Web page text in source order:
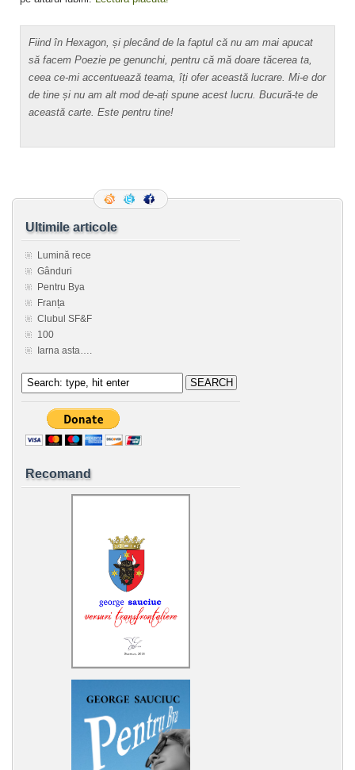
Fiind în Hexagon, și plecând de la faptul că nu am mai apucat
să facem Poezie pe genunchi, pentru că mă doare tăcerea ta,
ceea ce-mi accentuează teama, îți ofer această lucrare. Mi-e dor
de tine și nu am alt mod de-ați spune acest lucru. Bucură-te de
această carte. Este pentru tine!
Ultimile articole
Lumină rece
Gânduri
Pentru Bya
Franța
Clubul SF&F
100
Iarna asta….
Recomand